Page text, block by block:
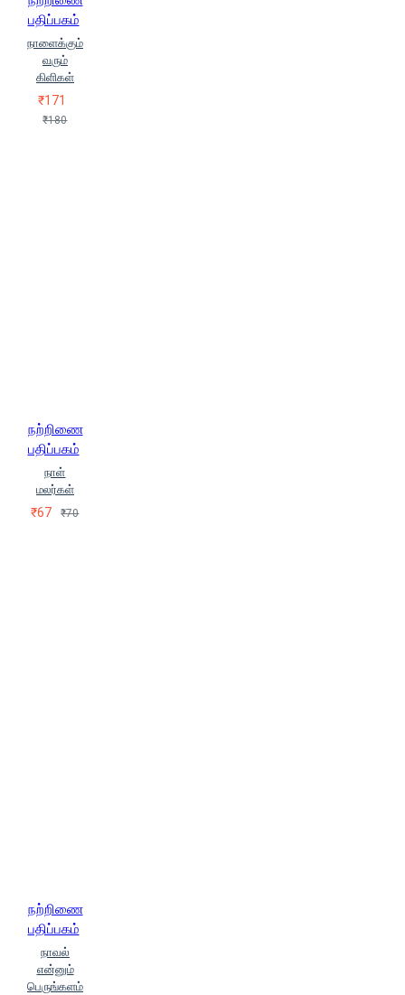
பதிப்பகம்
நாளைக்கும்
வரும்
கிளிகள்
₹171
₹180
நற்றிணை
பதிப்பகம்
நாள்
மலர்கள்
₹67 ₹70
நற்றிணை
பதிப்பகம்
நாவல்
என்னும்
பெருங்களம்